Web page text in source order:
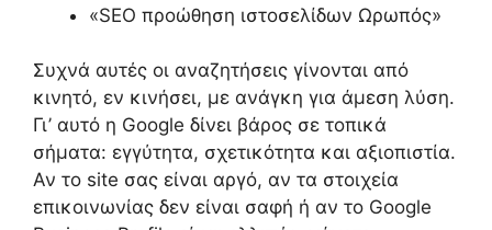
«SEO προώθηση ιστοσελίδων Ωρωπός»
Συχνά αυτές οι αναζητήσεις γίνονται από
κινητό, εν κινήσει, με ανάγκη για άμεση λύση.
Γι’ αυτό η Google δίνει βάρος σε τοπικά
σήματα: εγγύτητα, σχετικότητα και αξιοπιστία.
Αν το site σας είναι αργό, αν τα στοιχεία
επικοινωνίας δεν είναι σαφή ή αν το Google